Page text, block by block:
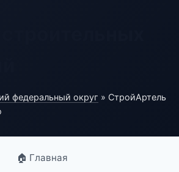
федеральный округ » СтройАртель
🏠 Главная